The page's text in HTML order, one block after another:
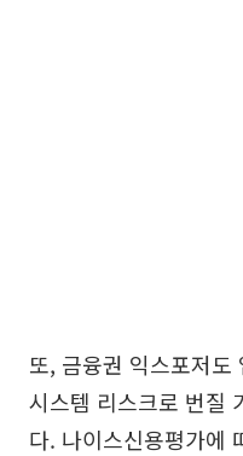
또, 금융권 익스포저도
시스템 리스크로 번질
다. 나이스신용평가에